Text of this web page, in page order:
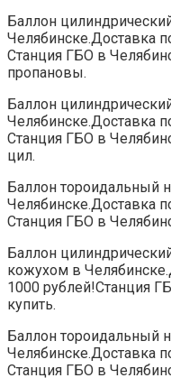
Баллон
Челябинске.Доставка
Станция ГБО в
пропановы.
Баллон
Челябинске.Доставка
Станция ГБО в
цил.
Баллон тороидальный
Челябинске.Доставка
Станция ГБО в
Баллон
кожухом в
1000 рублей!Станция
купить.
Баллон тороидальный
Челябинске.Доставка
Станция ГБО в